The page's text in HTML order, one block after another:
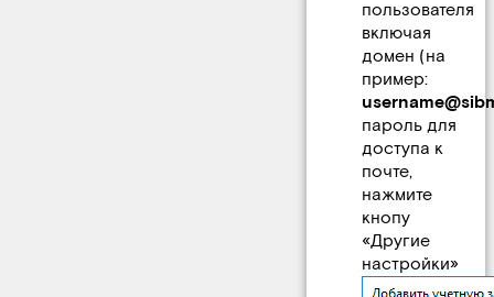
пользователя
включая
домен (на
пример:
пароль для
доступа к
почте,
нажмите
кнопу
«Другие
настройки»